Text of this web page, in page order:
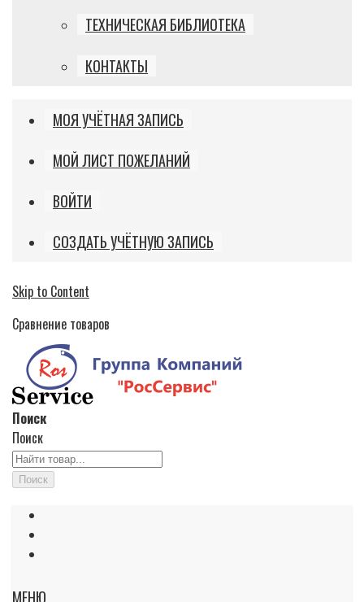
ТЕХНИЧЕСКАЯ БИБЛИОТЕКА
КОНТАКТЫ
МОЯ УЧЁТНАЯ ЗАПИСЬ
МОЙ ЛИСТ ПОЖЕЛАНИЙ
ВОЙТИ
СОЗДАТЬ УЧЁТНУЮ ЗАПИСЬ
Skip to Content
Сравнение товаров
Поиск
Поиск
Поиск
МЕНЮ